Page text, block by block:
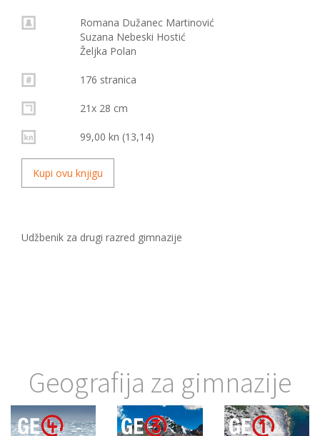
Romana Dužanec Martinović
Suzana Nebeski Hostić
Željka Polan
176 stranica
21x 28 cm
99,00 kn (13,14)
Kupi ovu knjigu
Udžbenik za drugi razred gimnazije
Geografija za gimnazije